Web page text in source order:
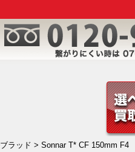
ラッド > Sonnar T* CF 150mm F4